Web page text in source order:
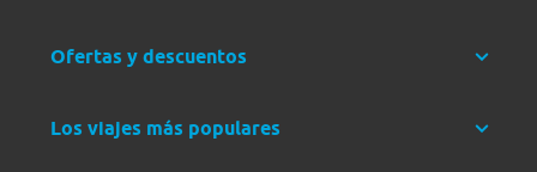
Ofertas y descuentos
Los viajes más populares